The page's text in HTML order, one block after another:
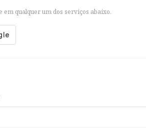
qualquer um dos serviços abaixo.